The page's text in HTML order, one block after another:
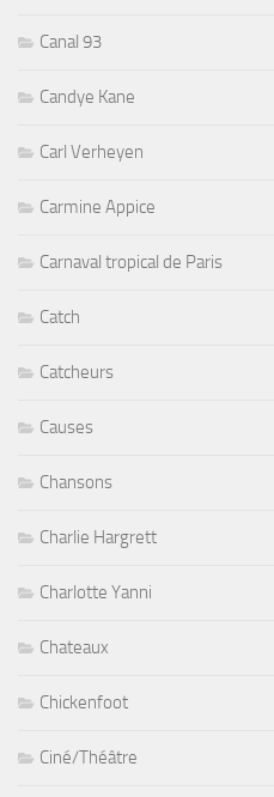
Canal 93
Candye Kane
Carl Verheyen
Carmine Appice
Carnaval tropical de Paris
Catch
Catcheurs
Causes
Chansons
Charlie Hargrett
Charlotte Yanni
Chateaux
Chickenfoot
Ciné/Théâtre